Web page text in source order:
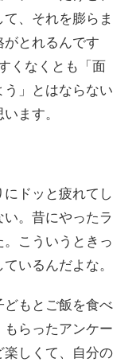
、それを膨らま
とれるんです
くなくとも「面
」とはならない
ます。
ドッと疲れてし
。昔にやったラ
こういうときっ
いるんだよな。
もとご飯を食べ
らったアンケー
楽しくて、自分の